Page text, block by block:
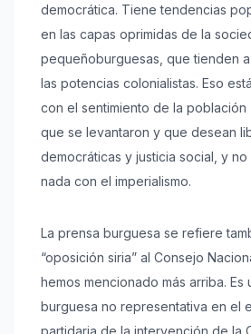
democrática. Tiene tendencias
en las capas oprimidas de la
pequeñoburguesas, que tienden
las potencias colonialistas. Eso
con el sentimiento de la población
que se levantaron y que desean
democráticas y justicia social, y
nada con el imperialismo.
La prensa burguesa se refiere
“oposición siria” al Consejo
hemos mencionado más arriba. Es
burguesa no representativa en el
partidaria de la intervención de la